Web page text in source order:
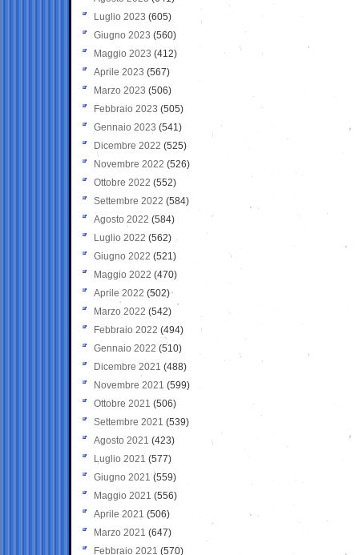
Luglio 2023 (605)
Giugno 2023 (560)
Maggio 2023 (412)
Aprile 2023 (567)
Marzo 2023 (506)
Febbraio 2023 (505)
Gennaio 2023 (541)
Dicembre 2022 (525)
Novembre 2022 (526)
Ottobre 2022 (552)
Settembre 2022 (584)
Agosto 2022 (584)
Luglio 2022 (562)
Giugno 2022 (521)
Maggio 2022 (470)
Aprile 2022 (502)
Marzo 2022 (542)
Febbraio 2022 (494)
Gennaio 2022 (510)
Dicembre 2021 (488)
Novembre 2021 (599)
Ottobre 2021 (506)
Settembre 2021 (539)
Agosto 2021 (423)
Luglio 2021 (577)
Giugno 2021(559)
Maggio 2021 (556)
Aprile 2021 (506)
Marzo 2021 (647)
Febbraio 2021 (570)